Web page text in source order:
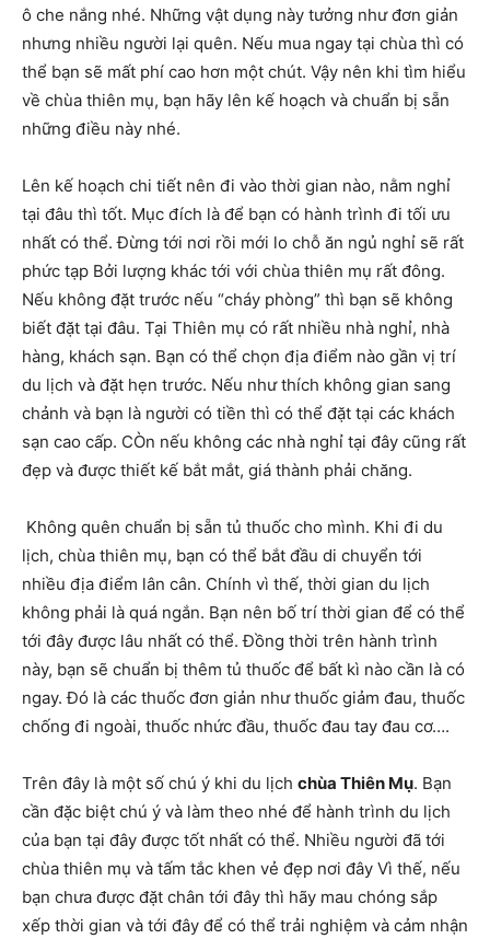
ô che nắng nhé. Những vật dụng này tưởng như đơn giản
nhưng nhiều người lại quên. Nếu mua ngay tại chùa thì có
thể bạn sẽ mất phí cao hơn một chút. Vậy nên khi tìm hiểu
về chùa thiên mụ, bạn hãy lên kế hoạch và chuẩn bị sẵn
những điều này nhé.
Lên kế hoạch chi tiết nên đi vào thời gian nào, nằm nghỉ
tại đâu thì tốt. Mục đích là để bạn có hành trình đi tối ưu
nhất có thể. Đừng tới nơi rồi mới lo chỗ ăn ngủ nghỉ sẽ rất
phức tạp Bởi lượng khác tới với chùa thiên mụ rất đông.
Nếu không đặt trước nếu “cháy phòng” thì bạn sẽ không
biết đặt tại đâu. Tại Thiên mụ có rất nhiều nhà nghỉ, nhà
hàng, khách sạn. Bạn có thể chọn địa điểm nào gần vị trí
du lịch và đặt hẹn trước. Nếu như thích không gian sang
chảnh và bạn là người có tiền thì có thể đặt tại các khách
sạn cao cấp. CÒn nếu không các nhà nghỉ tại đây cũng rất
đẹp và được thiết kế bắt mắt, giá thành phải chăng.
Không quên chuẩn bị sẵn tủ thuốc cho mình. Khi đi du
lịch, chùa thiên mụ, bạn có thể bắt đầu di chuyển tới
nhiều địa điểm lân cân. Chính vì thế, thời gian du lịch
không phải là quá ngắn. Bạn nên bố trí thời gian để có thể
tới đây được lâu nhất có thể. Đồng thời trên hành trình
này, bạn sẽ chuẩn bị thêm tủ thuốc để bất kì nào cần là có
ngay. Đó là các thuốc đơn giản như thuốc giảm đau, thuốc
chống đi ngoài, thuốc nhức đầu, thuốc đau tay đau cơ….
Trên đây là một số chú ý khi du lịch chùa Thiên Mụ. Bạn
cần đặc biệt chú ý và làm theo nhé để hành trình du lịch
của bạn tại đây được tốt nhất có thể. Nhiều người đã tới
chùa thiên mụ và tấm tắc khen vẻ đẹp nơi đây Vì thế, nếu
bạn chưa được đặt chân tới đây thì hãy mau chóng sắp
xếp thời gian và tới đây để có thể trải nghiệm và cảm nhận